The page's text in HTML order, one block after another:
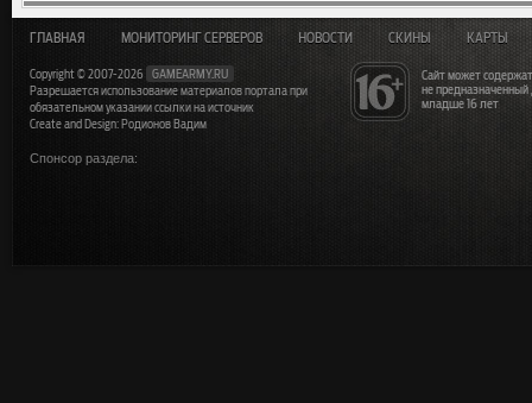
Сайт может
не
младше 16 лет
ГЛАВНАЯ МОНИТОРИНГ СЕРВЕРОВ НОВОСТИ СКИНЫ КАРТЫ
Copyright © 2007-2026
GAMEARMY.RU
Разрешается использование материалов портала при
обязательном указании ссылки на источник
Create and Design: Родионов Вадим
Спонсор раздела: